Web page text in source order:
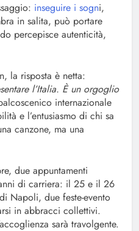
inseguire i sogni,
in salita, può portare
percepisce autenticità,
la risposta è netta:
l’Italia. È un orgoglio
internazionale
e l’entusiasmo di chi sa
canzone, ma una
due appuntamenti
di carriera: il 25 e il 26
Napoli, due feste-evento
in abbracci collettivi.
sarà travolgente.